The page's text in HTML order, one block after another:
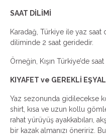
SAAT DİLİMİ
Karadağ, Türkiye ile yaz saat
diliminde 2 saat geridedir.
Örneğin, Kışın Türkiye’de
KIYAFET ve GEREKLİ
Yaz sezonunda gidilecekse
shirt, kısa ve uzun kollu
rahat yürüyüş ayakkabıları,
bir kazak almanızı öneririz.